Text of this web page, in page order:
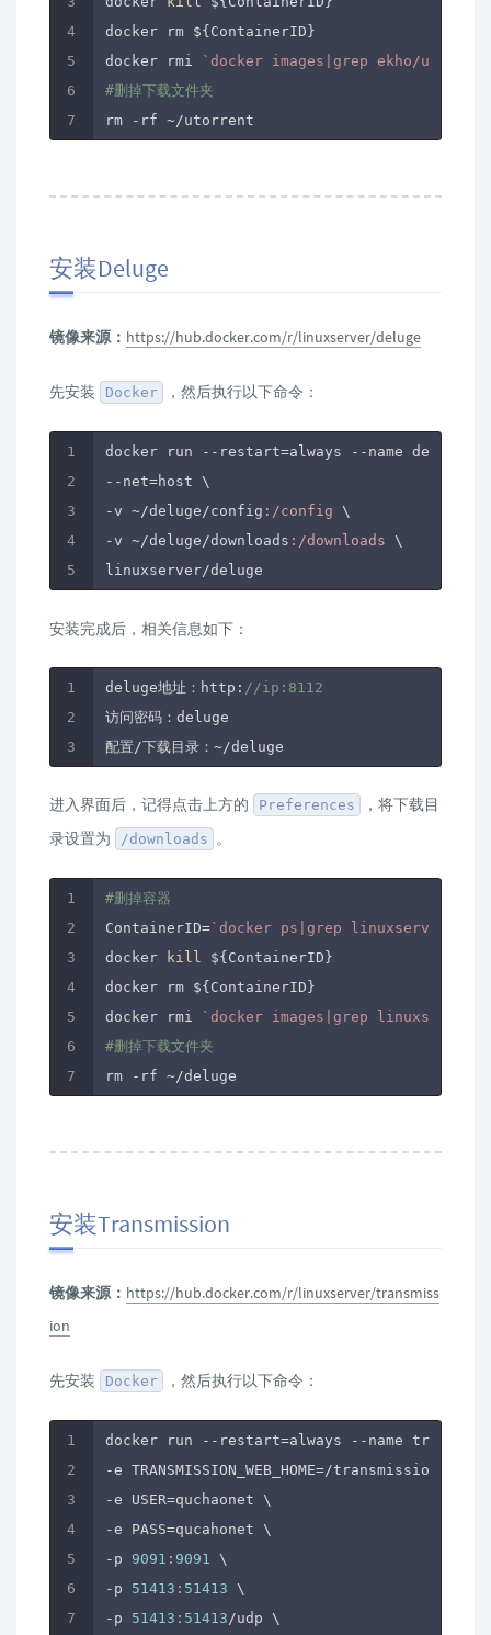
docker rm ${ContainerID}
docker rmi
`docker images|grep ekho/
#删掉下载文件夹
rm -rf ~
安装Deluge
镜像来源： https://hub.docker.com/r/linuxserver/deluge
先安装 Docker ，然后执行以下命令：
docker run --restart=always --name deluge -
--net=host \
-v ~/deluge/config :/config \
-v ~/deluge/downloads :/downloads \
安装完成后，相关信息如下：
deluge地址：http: //ip:8112
访问密码：deluge
进入界面后，记得点击上方的 Preferences
，将下载目
录设置为
/downloads 。
#删掉容器
ContainerID=`docker ps|grep linuxserver/
docker
kill ${ContainerID}
docker rm ${ContainerID}
docker rmi
`docker images|grep
#删掉下载文件夹
rm -rf ~
安装Transmission
镜像来源： https://hub.docker.com/r/linuxserver/transmiss
ion
先安装 Docker ，然后执行以下命令：
docker run --restart=always --name
-e TRANSMISSION_WEB_HOME=/transmission-
-e USER=quchaonet \
-e PASS=qucahonet \
-p 9091 : 9091 \
-p 51413 : 51413 \
-p 51413 : 51413/udp \